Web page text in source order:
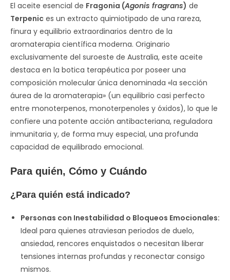
El aceite esencial de Fragonia (Agonis fragrans) de
Terpenic es un extracto quimiotipado de una rareza,
finura y equilibrio extraordinarios dentro de la
aromaterapia científica moderna. Originario
exclusivamente del suroeste de Australia, este aceite
destaca en la botica terapéutica por poseer una
composición molecular única denominada «la sección
áurea de la aromaterapia» (un equilibrio casi perfecto
entre monoterpenos, monoterpenoles y óxidos), lo que le
confiere una potente acción antibacteriana, reguladora
inmunitaria y, de forma muy especial, una profunda
capacidad de equilibrado emocional.
Para quién, Cómo y Cuándo
¿Para quién está indicado?
Personas con Inestabilidad o Bloqueos Emocionales:
Ideal para quienes atraviesan periodos de duelo,
ansiedad, rencores enquistados o necesitan liberar
tensiones internas profundas y reconectar consigo
mismos.